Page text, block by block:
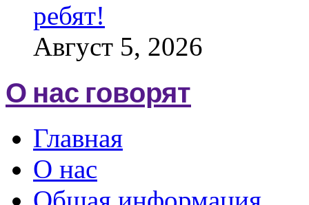
ребят!
Август 5, 2026
О нас говорят
Главная
О нас